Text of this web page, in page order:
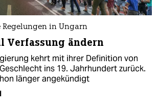
Regelungen in Ungarn
Verfassung ändern
kehrt mit ihrer Definition von
ins 19. Jahrhundert zurück.
länger angekündigt